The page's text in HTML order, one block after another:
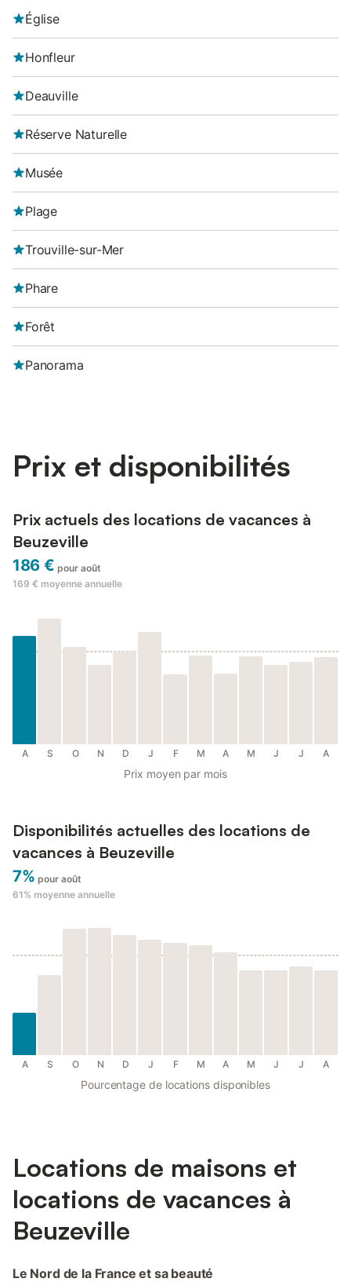
Église
Honfleur
Deauville
Réserve Naturelle
Musée
Plage
Trouville-sur-Mer
Phare
Forêt
Panorama
Prix et disponibilités
Prix actuels des locations de vacances à
Beuzeville
186 € pour août
169 € moyenne annuelle
A S O N D J F M A M J J A
Prix moyen par mois
Disponibilités actuelles des locations de
vacances à Beuzeville
7% pour août
61% moyenne annuelle
A S O N D J F M A M J J A
Pourcentage de locations disponibles
Locations de maisons et
locations de vacances à
Beuzeville
Le Nord de la France et sa beauté